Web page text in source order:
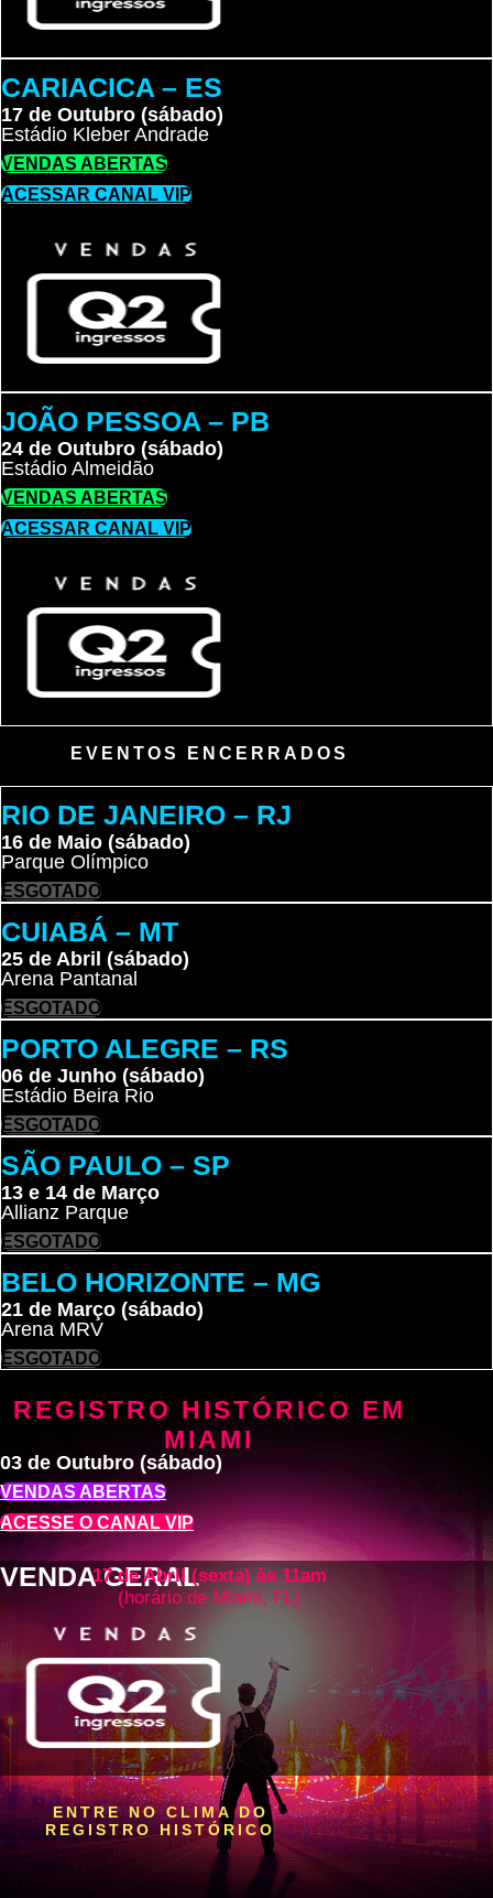
CARIACICA – ES
17 de Outubro (sábado)
Estádio Kleber Andrade
VENDAS ABERTAS
ACESSAR CANAL VIP
JOÃO PESSOA – PB
24 de Outubro (sábado)
Estádio Almeidão
VENDAS ABERTAS
ACESSAR CANAL VIP
EVENTOS ENCERRADOS
RIO DE JANEIRO – RJ
16 de Maio (sábado)
Parque Olímpico
ESGOTADO
CUIABÁ – MT
25 de Abril (sábado)
Arena Pantanal
ESGOTADO
PORTO ALEGRE – RS
06 de Junho (sábado)
Estádio Beira Rio
ESGOTADO
SÃO PAULO – SP
13 e 14 de Março
Allianz Parque
ESGOTADO
BELO HORIZONTE – MG
21 de Março (sábado)
Arena MRV
ESGOTADO
REGISTRO HISTÓRICO EM
MIAMI
03 de Outubro (sábado)
VENDAS ABERTAS
ACESSE O CANAL VIP
VENDA GERAL
17 de Abril (sexta) às 11am
(horário de Miami, FL)
ENTRE NO CLIMA DO
REGISTRO HISTÓRICO